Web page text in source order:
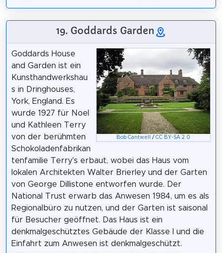
19. Goddards Garden
Bob Cantwell /CC BY-SA 2.0
Goddards House
and Garden ist ein
Kunsthandwerkshau
s in Dringhouses,
York, England. Es
wurde 1927 für Noel
und Kathleen Terry
von der berühmten
Schokoladenfabrikan
tenfamilie Terry's erbaut, wobei das Haus vom
lokalen Architekten Walter Brierley und der Garten
von George Dillistone entworfen wurde. Der
National Trust erwarb das Anwesen 1984, um es als
Regionalbüro zu nutzen, und der Garten ist saisonal
für Besucher geöffnet. Das Haus ist ein
denkmalgeschütztes Gebäude der Klasse I und die
Einfahrt zum Anwesen ist denkmalgeschützt.